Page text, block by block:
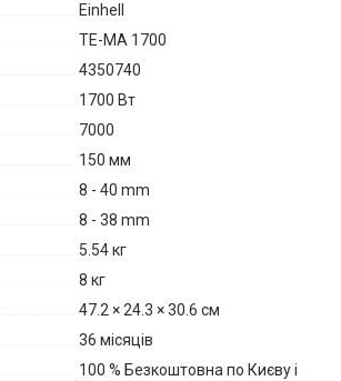
Einhell
TE-MA 1700
4350740
1700 Вт
7000
150 мм
8 - 40 mm
8 - 38 mm
5.54 кг
8 кг
47.2 × 24.3 × 30.6 см
36 місяців
100 % Безкоштовна по Києву і